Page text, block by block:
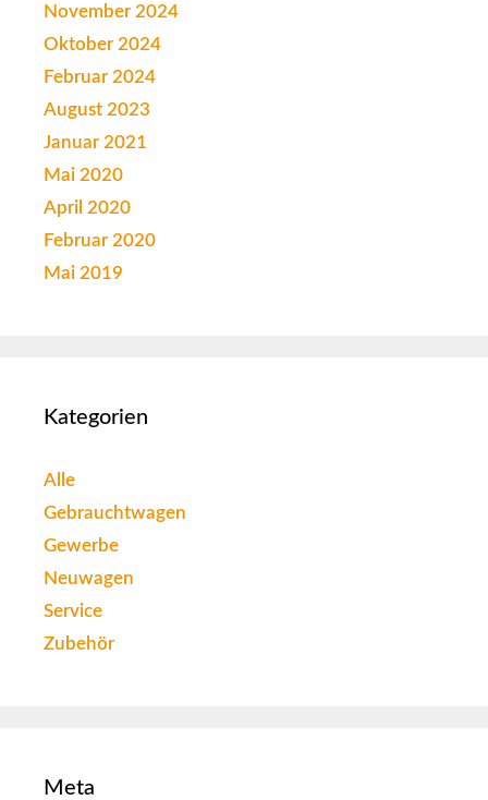
November 2024
Oktober 2024
Februar 2024
August 2023
Januar 2021
Mai 2020
April 2020
Februar 2020
Mai 2019
Kategorien
Alle
Gebrauchtwagen
Gewerbe
Neuwagen
Service
Zubehör
Meta